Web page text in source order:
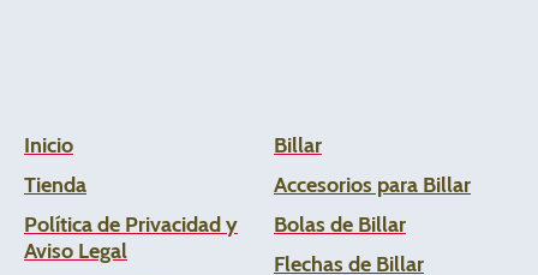
Inicio
Tienda
Política de Privacidad y
Aviso Legal
Billar
Accesorios para Billar
Bolas de Billar
Flechas de Billar